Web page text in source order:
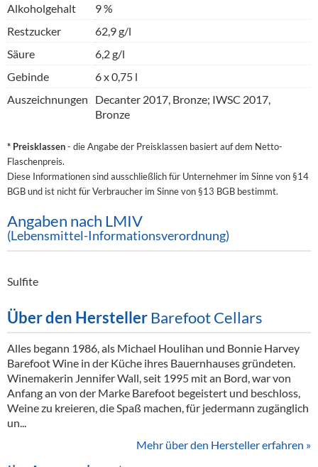
Alkoholgehalt
9 %
Restzucker
62,9 g/l
Säure
6,2 g/l
Gebinde
6 x 0,75 l
Auszeichnungen
Decanter 2017, Bronze; IWSC 2017,
Bronze
* Preisklassen- die Angabe der Preisklassen basiert auf dem Netto-
Flaschenpreis.
Diese Informationen sind ausschließlich für Unternehmer im Sinne von §14
BGB und ist nicht für Verbraucher im Sinne von §13 BGB bestimmt.
Angaben nach LMIV
(Lebensmittel-Informationsverordnung)
Sulfite
Über den Hersteller Barefoot Cellars
Alles begann 1986, als Michael Houlihan und Bonnie Harvey
Barefoot Wine in der Küche ihres Bauernhauses gründeten.
Winemakerin Jennifer Wall, seit 1995 mit an Bord, war von
Anfang an von der Marke Barefoot begeistert und beschloss,
Weine zu kreieren, die Spaß machen, für jedermann zugänglich
un...
Mehr über den Hersteller erfahren »